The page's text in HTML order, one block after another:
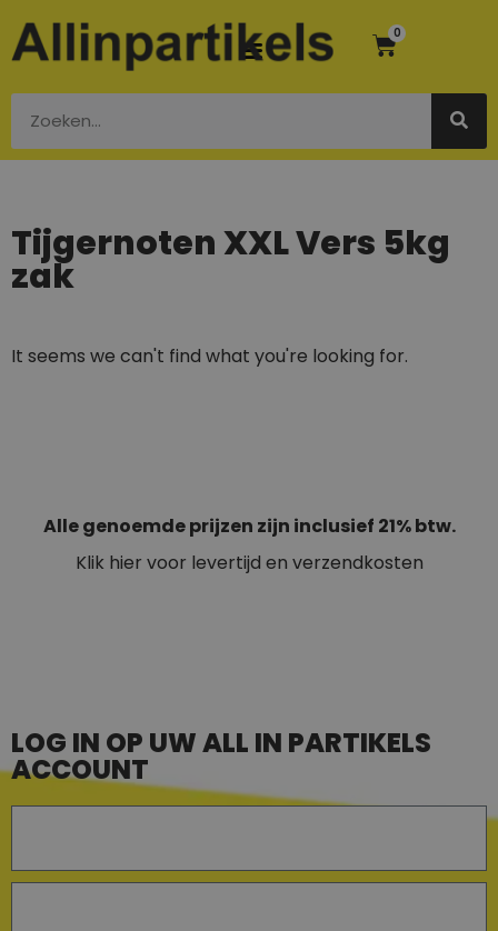
0
Tijgernoten XXL Vers 5kg
zak
It seems we can't find what you're looking for.
Alle genoemde prijzen zijn inclusief 21% btw.
Klik hier voor levertijd en verzendkosten
LOG IN OP UW ALL IN PARTIKELS
ACCOUNT